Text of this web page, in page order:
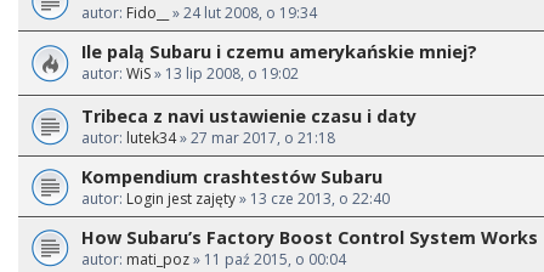
autor: Fido__ » 24 lut 2008, o 19:34
Ile palą Subaru i czemu amerykańskie mniej?
autor: WiS» 13 lip 2008, o 19:02
Tribeca z navi ustawienie czasu i daty
autor: lutek34» 27 mar 2017, o 21:18
Kompendium crashtestów Subaru
autor: Login jest zajęty» 13 cze 2013, o 22:40
How Subaru’s Factory Boost Control System Works
autor: mati_poz» 11 paź 2015, o 00:04